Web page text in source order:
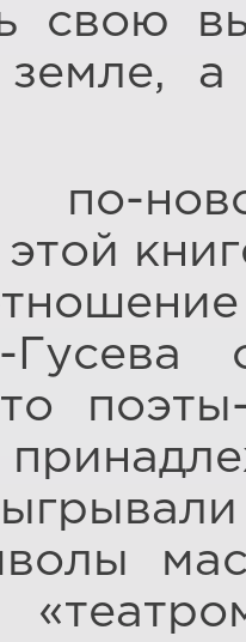
свою